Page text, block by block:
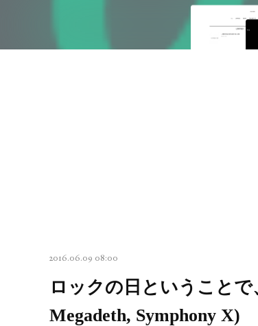
2016.06.09 08:00
ロックの日ということ
Megadeth, Symphony X)